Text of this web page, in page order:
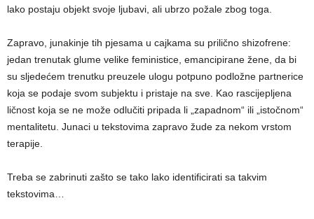
lako postaju objekt svoje ljubavi, ali ubrzo požale zbog toga.
Zapravo, junakinje tih pjesama u cajkama su prilično shizofrene:
jedan trenutak glume velike feministice, emancipirane žene, da bi
su sljedećem trenutku preuzele ulogu potpuno podložne partnerice
koja se podaje svom subjektu i pristaje na sve. Kao rascijepljena
ličnost koja se ne može odlučiti pripada li „zapadnom“ ili „istočnom“
mentalitetu. Junaci u tekstovima zapravo žude za nekom vrstom
terapije.
Treba se zabrinuti zašto se tako lako identificirati sa takvim
tekstovima…